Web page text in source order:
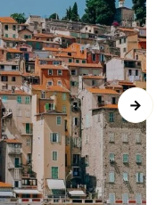
→